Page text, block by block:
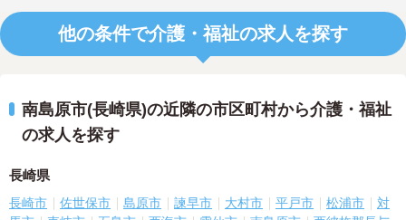
他の条件で介護・福祉の求人を探す
南島原市(長崎県)の近隣の市区町村から介護・福祉
の求人を探す
長崎県
長崎市 佐世保市 島原市 諫早市 大村市 平戸市 松浦市
対